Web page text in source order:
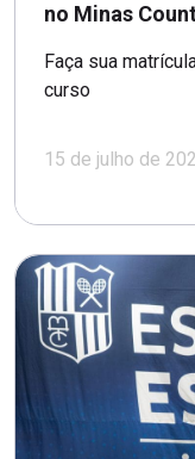
no Minas
Faça sua
curso
15 de julho de